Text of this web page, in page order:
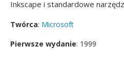
Inkscape i standardowe
Twórca: Microsoft
Pierwsze wydanie: 1999